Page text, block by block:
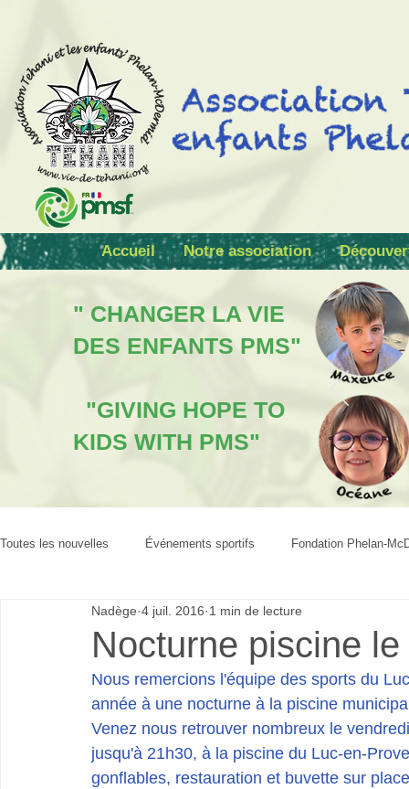
Accueil Notre association
" CHANGER LA VIE
DES ENFANTS PMS"
"GIVING HOPE TO
KIDS WITH PMS"
Toutes les nouvelles Événements sportifs Fondation Phelan-
Nocturne piscine
Nadège 4 juil. 2016 1 min de lecture
Nous remercions l'équipe des sports du
année à une nocturne à la piscine
Venez nous retrouver nombreux le
jusqu'à 21h30, à la piscine du Luc-en-
gonflables, restauration et buvette sur